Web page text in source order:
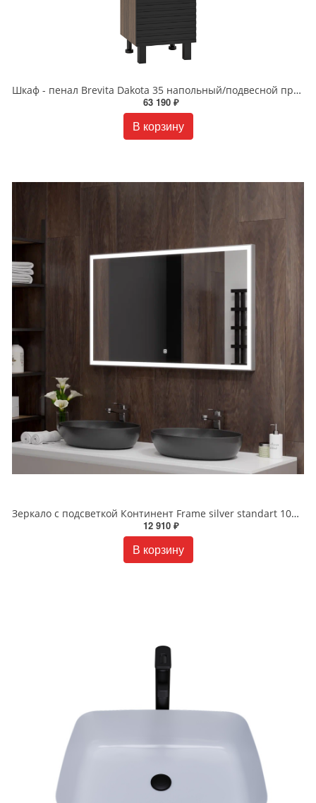
Шкаф - пенал Brevita Dakota 35 напольный/подвесной правый черный DAK-050350-19/02П
63 190 ₽
В корзину
Зеркало с подсветкой Континент Frame silver standart 1000x700 ЗЛП83
12 910 ₽
В корзину